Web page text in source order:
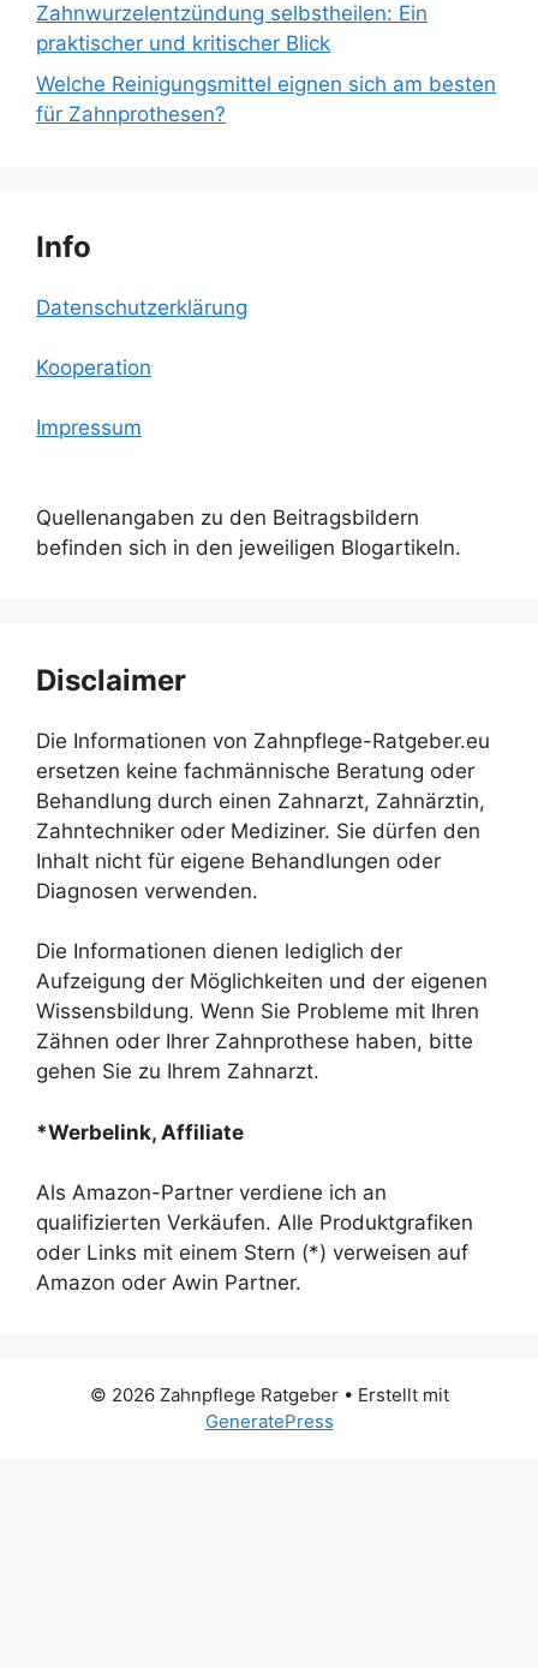
Zahnwurzelentzündung selbstheilen: Ein
praktischer und kritischer Blick
Welche Reinigungsmittel eignen sich am besten
für Zahnprothesen?
Info
Datenschutzerklärung
Kooperation
Impressum
Quellenangaben zu den Beitragsbildern
befinden sich in den jeweiligen Blogartikeln.
Disclaimer
Die Informationen von Zahnpflege-Ratgeber.eu
ersetzen keine fachmännische Beratung oder
Behandlung durch einen Zahnarzt, Zahnärztin,
Zahntechniker oder Mediziner. Sie dürfen den
Inhalt nicht für eigene Behandlungen oder
Diagnosen verwenden.
Die Informationen dienen lediglich der
Aufzeigung der Möglichkeiten und der eigenen
Wissensbildung. Wenn Sie Probleme mit Ihren
Zähnen oder Ihrer Zahnprothese haben, bitte
gehen Sie zu Ihrem Zahnarzt.
*Werbelink, Affiliate
Als Amazon-Partner verdiene ich an
qualifizierten Verkäufen. Alle Produktgrafiken
oder Links mit einem Stern (*) verweisen auf
Amazon oder Awin Partner.
© 2026 Zahnpflege Ratgeber• Erstellt mit
GeneratePress